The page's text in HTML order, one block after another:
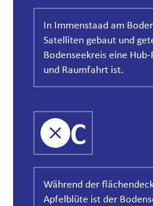
In Immenstaad am
Satelliten gebaut und
Bodenseekreis eine
und Raumfahrt ist.
C
Während der
Apfelblüte ist der